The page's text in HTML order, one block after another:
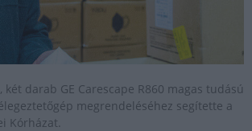
darab GE Carescape R860 magas tudású
megrendeléséhez segítette a
Kórházat.